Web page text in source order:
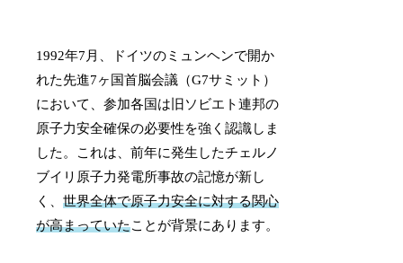
1992年7月、ドイツのミュンヘンで開か
れた先進7ヶ国首脳会議（G7サミット）
において、参加各国は旧ソビエト連邦の
原子力安全確保の必要性を強く認識しま
した。これは、前年に発生したチェルノ
ブイリ原子力発電所事故の記憶が新し
く、世界全体で原子力安全に対する関心
が高まっていたことが背景にあります。